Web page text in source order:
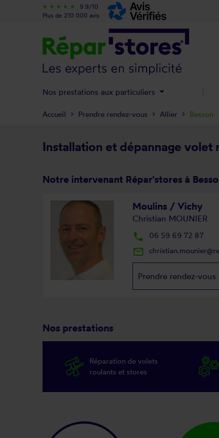
Installation et dépannage volet
Notre intervenant Répar'stores à
Moulins / Vichy
Christian MOUNIER
local_phone 06 59 69 72 87
mail_outline
Prendre rendez-vous
Nos prestations
Réparation de volets
roulants et stores
Accueil Prendre rendez-vous Allier Besson
star_rate star_rate star_rate star_rate star_rate
9.9/10
Plus de 210 000 avis
Nos prestations aux particuliers